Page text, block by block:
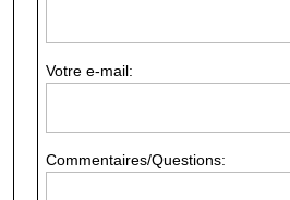
Votre e-mail:
Commentaires/Questions: